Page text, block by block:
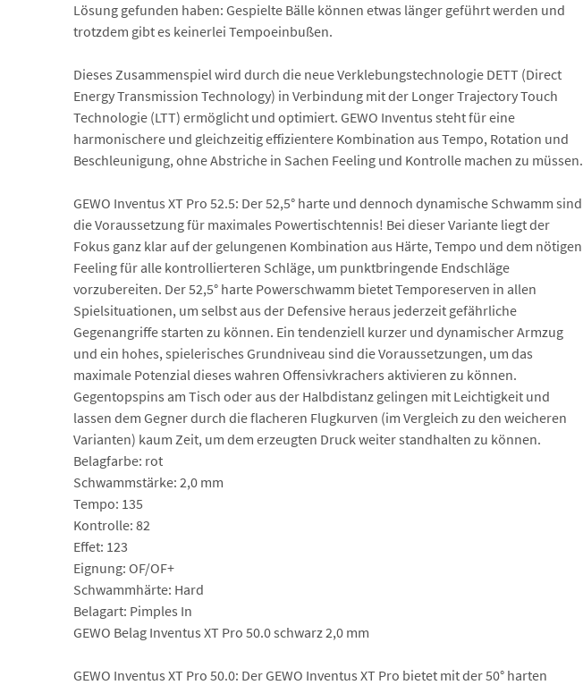
Lösung gefunden haben: Gespielte Bälle können etwas länger geführt werden und
trotzdem gibt es keinerlei Tempoeinbußen.
Dieses Zusammenspiel wird durch die neue Verklebungstechnologie DETT (Direct
Energy Transmission Technology) in Verbindung mit der Longer Trajectory Touch
Technologie (LTT) ermöglicht und optimiert. GEWO Inventus steht für eine
harmonischere und gleichzeitig effizientere Kombination aus Tempo, Rotation und
Beschleunigung, ohne Abstriche in Sachen Feeling und Kontrolle machen zu müssen.
GEWO Inventus XT Pro 52.5: Der 52,5° harte und dennoch dynamische Schwamm sind
die Voraussetzung für maximales Powertischtennis! Bei dieser Variante liegt der
Fokus ganz klar auf der gelungenen Kombination aus Härte, Tempo und dem nötigen
Feeling für alle kontrollierteren Schläge, um punktbringende Endschläge
vorzubereiten. Der 52,5° harte Powerschwamm bietet Temporeserven in allen
Spielsituationen, um selbst aus der Defensive heraus jederzeit gefährliche
Gegenangriffe starten zu können. Ein tendenziell kurzer und dynamischer Armzug
und ein hohes, spielerisches Grundniveau sind die Voraussetzungen, um das
maximale Potenzial dieses wahren Offensivkrachers aktivieren zu können.
Gegentopspins am Tisch oder aus der Halbdistanz gelingen mit Leichtigkeit und
lassen dem Gegner durch die flacheren Flugkurven (im Vergleich zu den weicheren
Varianten) kaum Zeit, um dem erzeugten Druck weiter standhalten zu können.
Belagfarbe: rot
Schwammstärke: 2,0 mm
Tempo: 135
Kontrolle: 82
Effet: 123
Eignung: OF/OF+
Schwammhärte: Hard
Belagart: Pimples In
GEWO Belag Inventus XT Pro 50.0 schwarz 2,0 mm
GEWO Inventus XT Pro 50.0: Der GEWO Inventus XT Pro bietet mit der 50° harten